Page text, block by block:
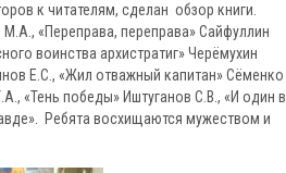
к читателям, сделан обзор книги.
«Переправа, переправа» Сайфуллин
воинства архистратиг» Черёмухин
Е.С., «Жил отважный капитан» Сёменко
«Тень победы» Иштуганов С.В., «И один в
Ребята восхищаются мужеством и